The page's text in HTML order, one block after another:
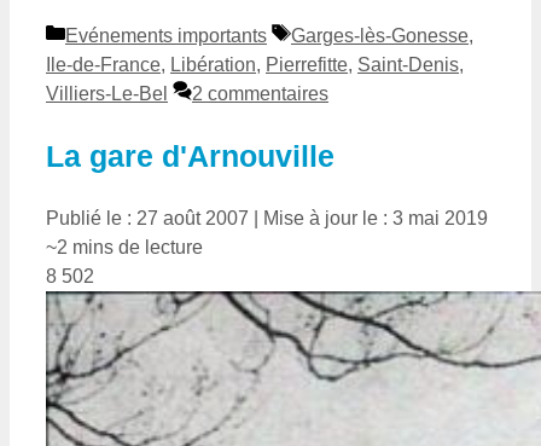
Catégories
Evénements importants Étiquettes
Garges-lès-Gonesse,
Ile-de-France, Libération, Pierrefitte, Saint-Denis,
Villiers-Le-Bel
2 commentaires
La gare d'Arnouville
Publié le : 27 août 2007
Mise à jour le : 3 mai 2019
~2 mins de lecture
8 502